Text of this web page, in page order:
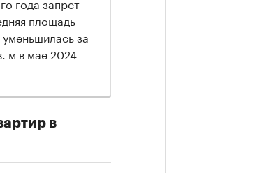
площадь
за
м в мае 2024
в